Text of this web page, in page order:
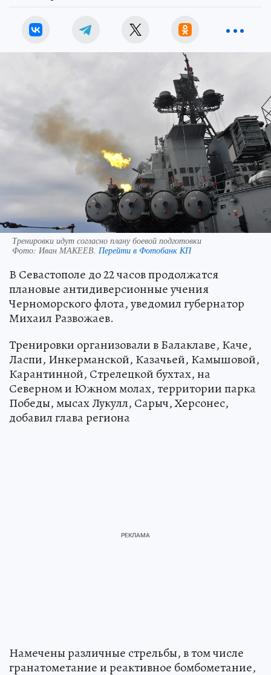
Тренировки идут согласно плану боевой подготовки
Фото: Иван МАКЕЕВ. Перейти в Фотобанк КП
В Севастополе до 22 часов продолжатся
плановые антидиверсионные учения
Черноморского флота, уведомил губернатор
Михаил Развожаев.
Тренировки организовали в Балаклаве, Каче,
Ласпи, Инкерманской, Казачьей, Камышовой,
Карантинной, Стрелецкой бухтах, на
Северном и Южном молах, территории парка
Победы, мысах Лукулл, Сарыч, Херсонес,
добавил глава региона
Намечены различные стрельбы, в том числе
гранатометание и реактивное бомбометание,